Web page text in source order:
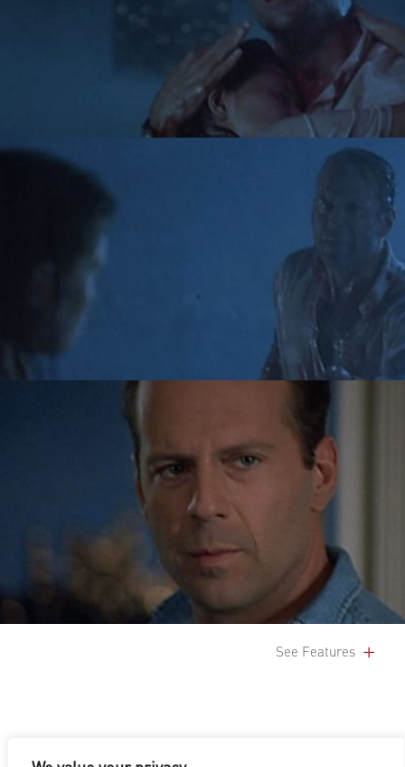
See Features